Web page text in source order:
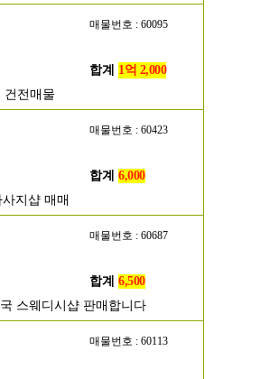
매물번호 : 60095
합계 1억 2,000
건전매물
매물번호 : 60423
합계 6,000
지샵 매매
매물번호 : 60687
합계 6,500
스웨디시샵 판매합니다
매물번호 : 60113